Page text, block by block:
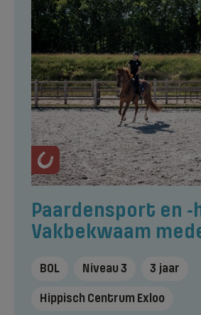
Paardensport en -
Vakbekwaam
BOL Niveau 3 3 jaar
Hippisch Centrum Exloo